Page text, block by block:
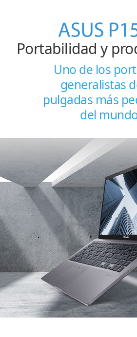
Portabilidad y
Uno de los
generalistas
pulgadas más
del